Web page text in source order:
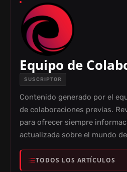
Equipo de
SUSCRIPTOR
Contenido generado por el
de colaboraciones previas.
para ofrecer siempre
actualizada sobre el mundo
TODOS LOS ARTÍCULOS